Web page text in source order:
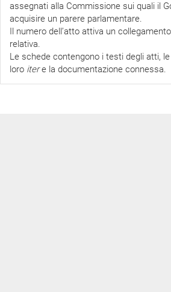
assegnati alla Commissione sui quali il
acquisire un parere parlamentare.
Il numero dell’atto attiva un
relativa.
Le schede contengono i testi degli atti,
loro itere la documentazione connessa.